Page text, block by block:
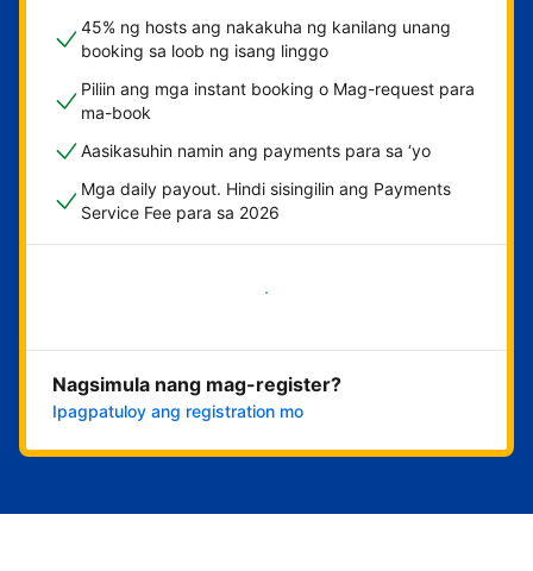
45% ng hosts ang nakakuha ng kanilang unang
booking sa loob ng isang linggo
Piliin ang mga instant booking o Mag-request para
ma-book
Aasikasuhin namin ang payments para sa ‘yo
Mga daily payout. Hindi sisingilin ang Payments
Service Fee para sa 2026
Magsimula na
Nagsimula nang mag-register?
Ipagpatuloy ang registration mo